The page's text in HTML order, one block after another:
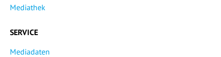
Mediathek
SERVICE
Mediadaten